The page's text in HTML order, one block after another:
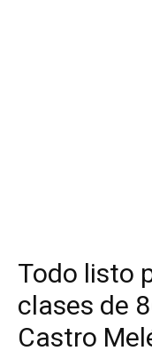
Todo listo
clases de
Castro